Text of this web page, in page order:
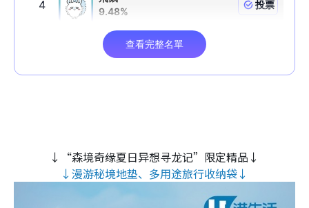
↓“森境奇缘夏日异想寻龙记”限定精品↓
↓漫游秘境地垫、多用途旅行收纳袋↓